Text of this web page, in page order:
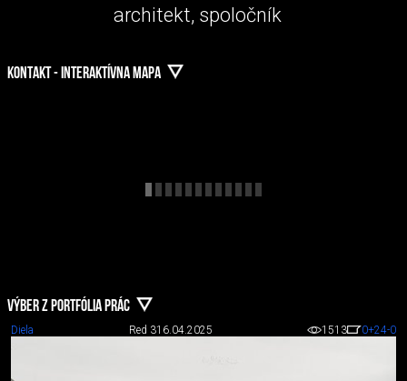
architekt, spoločník
KONTAKT - INTERAKTÍVNA MAPA
VÝBER Z PORTFÓLIA PRÁC
Diela Red 316.04.2025 1513 0+24-0